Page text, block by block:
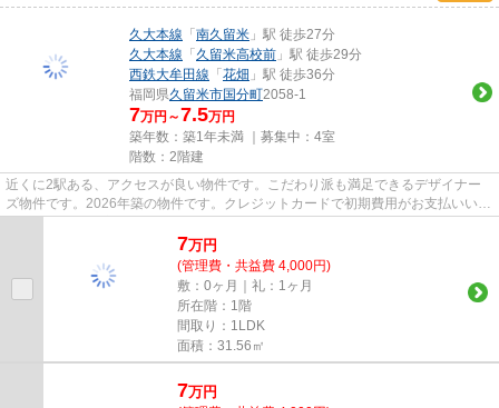
久大本線 「南久留米 」駅 徒歩27分
久大本線 「久留米高校前 」駅 徒歩29分
西鉄大牟田線 「花畑 」駅 徒歩36分
福岡県久留米市国分町2058-1
7万円～7.5万円
築年数：築1年未満 ｜募集中： 4室
階数：2階建
近くに2駅ある、アクセスが良い物件です。こだわり派も満足できるデザイナー
ズ物件です。2026年築の物件です。クレジットカードで初期費用がお支払いいた
だけるので、決済の手間が軽減...
7万円
(管理費・共益費 4,000円)
敷：0ヶ月｜礼：1ヶ月
所在階：1階
間取り：1LDK
面積：31.56㎡
7万円